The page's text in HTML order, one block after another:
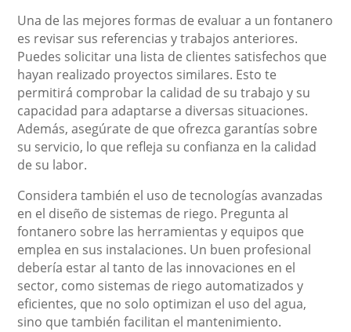
Una de las mejores formas de evaluar a un fontanero
es revisar sus referencias y trabajos anteriores.
Puedes solicitar una lista de clientes satisfechos que
hayan realizado proyectos similares. Esto te
permitirá comprobar la calidad de su trabajo y su
capacidad para adaptarse a diversas situaciones.
Además, asegúrate de que ofrezca garantías sobre
su servicio, lo que refleja su confianza en la calidad
de su labor.
Considera también el uso de tecnologías avanzadas
en el diseño de sistemas de riego. Pregunta al
fontanero sobre las herramientas y equipos que
emplea en sus instalaciones. Un buen profesional
debería estar al tanto de las innovaciones en el
sector, como sistemas de riego automatizados y
eficientes, que no solo optimizan el uso del agua,
sino que también facilitan el mantenimiento.